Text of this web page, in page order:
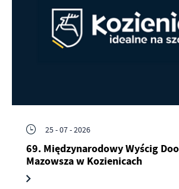
25 - 07 - 2026
69. Międzynarodowy Wyścig
Mazowsza w Kozienicach